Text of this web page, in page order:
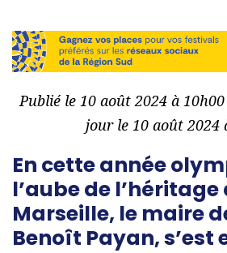
Publié le 10 août 2024 à
jour le 10 août 2024
En cette année
l’aube de l’héritage
Marseille, le maire
Benoît Payan, s’est